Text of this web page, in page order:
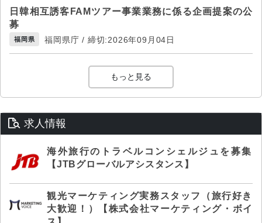
日韓相互誘客FAMツアー事業業務に係る企画提案の公
募
福岡県 福岡県庁 / 締切:2026年09月04日
もっと見る
求人情報
海外旅行のトラベルコンシェルジュを募集
【JTBグローバルアシスタンス】
観光マーケティング実務スタッフ（旅行好き
大歓迎！）【株式会社マーケティング・ボイ